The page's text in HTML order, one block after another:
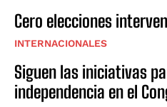
Cero elecciones
INTERNACIONALES
Siguen las iniciativas
independencia en el